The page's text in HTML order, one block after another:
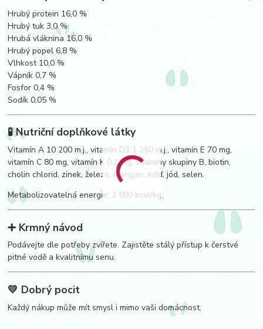
Hrubý protein 16,0 %
Hrubý tuk 3,0 %
Hrubá vláknina 16,0 %
Hrubý popel 6,8 %
Vlhkost 10,0 %
Vápník 0,7 %
Fosfor 0,4 %
Sodík 0,05 %
🧪 Nutriční doplňkové látky
Vitamín A 10 200 m.j., vitamín D3 1 250 m.j., vitamín E 70 mg,
vitamín C 80 mg, vitamín K 0,1 mg, vitamíny skupiny B, biotin,
cholin chlorid, zinek, železo, mangan, měď, jód, selen.
Metabolizovatelná energie: 2 500 kcal/kg.
➕ Krmný návod
Podávejte dle potřeby zvířete. Zajistěte stálý přístup k čerstvé
pitné vodě a kvalitnímu senu.
💛 Dobrý pocit
Každý nákup může mít smysl i mimo vaši domácnost.